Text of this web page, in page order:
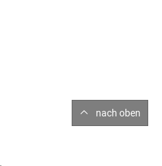
nach oben